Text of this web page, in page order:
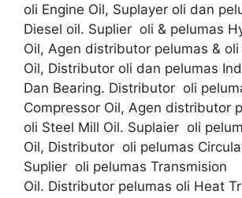
oli Engine Oil, Suplayer oli dan
Diesel oil. Suplier oli & pelumas
Oil, Agen distributor pelumas & oli
Oil, Distributor oli dan pelumas
Dan Bearing. Distributor oli
Compressor Oil, Agen distributor
oli Steel Mill Oil. Suplaier oli
Oil, Distributor oli pelumas
Suplier oli pelumas Transmision
Oil. Distributor pelumas oli Heat